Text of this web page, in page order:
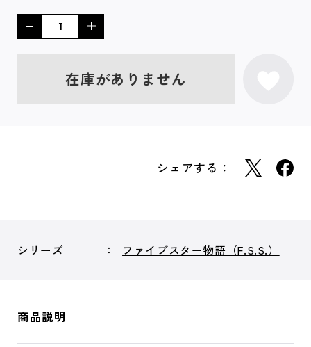
在庫がありません
シェアする：
シリーズ ファイブスター物語（F.S.S.）
商品説明